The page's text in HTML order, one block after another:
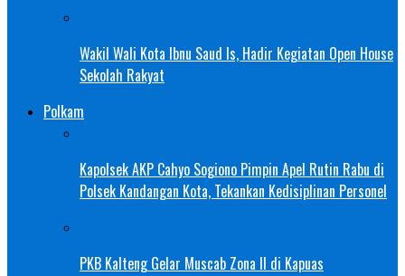
Wakil Wali Kota Ibnu Saud Is, Hadir Kegiatan Open House
Sekolah Rakyat
Polkam
Kapolsek AKP Cahyo Sogiono Pimpin Apel Rutin Rabu di
Polsek Kandangan Kota, Tekankan Kedisiplinan Personel
PKB Kalteng Gelar Muscab Zona II di Kapuas